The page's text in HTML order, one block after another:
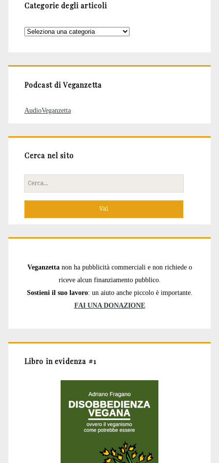
Categorie degli articoli
Categorie
Podcast di Veganzetta
AudioVeganzetta
Cerca nel sito
Cerca
per:
Veganzetta non ha pubblicità commerciali e non richiede o
riceve alcun finanziamento pubblico.
Sostieni il suo lavoro: un aiuto anche piccolo è importante.
FAI UNA DONAZIONE
Libro in evidenza #1